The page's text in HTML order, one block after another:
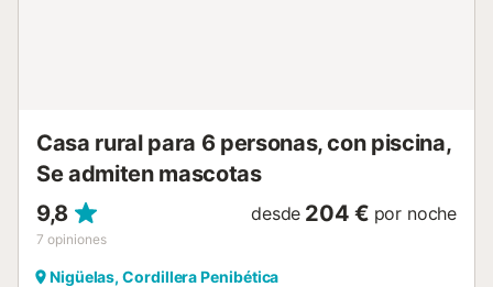
Casa rural para 6 personas, con piscina,
Se admiten mascotas
9,8
7 opiniones
desde 204 € por noche
Nigüelas, Cordillera Penibética